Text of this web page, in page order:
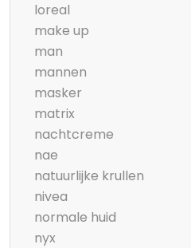
loreal
make up
man
mannen
masker
matrix
nachtcreme
nae
natuurlijke krullen
nivea
normale huid
nyx